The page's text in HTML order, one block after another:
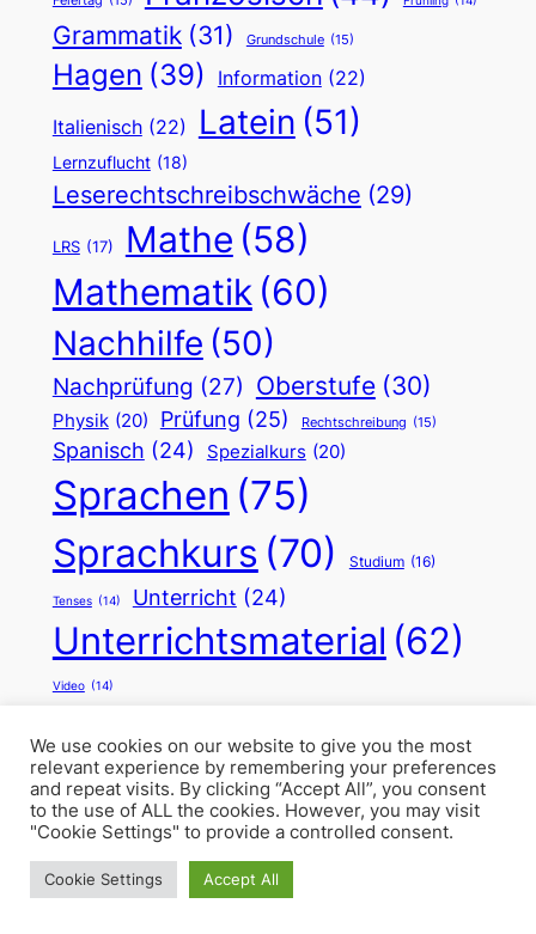
Grammatik (31) Grundschule (15)
Hagen (39) Information (22)
Italienisch (22) Latein (51)
Lernzuflucht (18)
Leserechtschreibschwäche (29)
LRS (17) Mathe (58)
Mathematik (60)
Nachhilfe (50)
Nachprüfung (27) Oberstufe (30)
Physik (20) Prüfung (25) Rechtschreibung (15)
Spanisch (24) Spezialkurs (20)
Sprachen (75)
Sprachkurs (70) Studium (16)
Tenses (14) Unterricht (24)
Unterrichtsmaterial (62)
Video (14)
We use cookies on our website to give you the most
relevant experience by remembering your preferences
and repeat visits. By clicking “Accept All”, you consent
to the use of ALL the cookies. However, you may visit
"Cookie Settings" to provide a controlled consent.
Cookie Settings Accept All